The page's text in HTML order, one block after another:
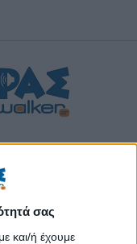
σας
και/ή έχουμε